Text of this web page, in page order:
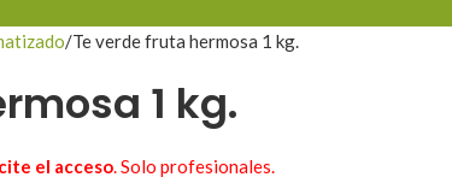
Te verde fruta hermosa 1 kg.
1 kg.
el acceso. Solo profesionales.